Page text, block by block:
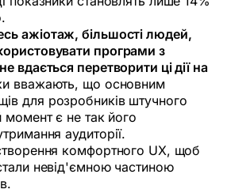
ажіотаж, більшості людей,
програми з
вдається перетворити ці дії на
вважають, що основним
для розробників штучного
момент є не так його
аудиторії.
комфортного UX, щоб
невід'ємною частиною